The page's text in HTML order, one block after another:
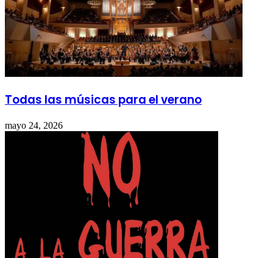
Todas las músicas para el verano
mayo 24, 2026